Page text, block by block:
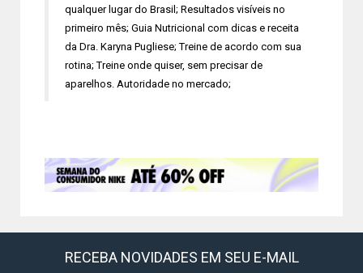
qualquer lugar do Brasil; Resultados visíveis no
primeiro mês; Guia Nutricional com dicas e receita
da Dra. Karyna Pugliese; Treine de acordo com sua
rotina; Treine onde quiser, sem precisar de
aparelhos. Autoridade no mercado;
RECEBA NOVIDADES EM SEU E-MAIL